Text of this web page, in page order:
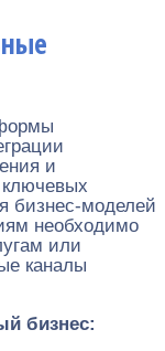
и
бизнес-моделей
необходимо
или
каналы
бизнес: